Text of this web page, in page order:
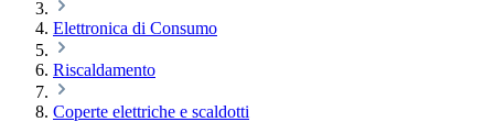
Elettronica di Consumo
Riscaldamento
Coperte elettriche e scaldotti